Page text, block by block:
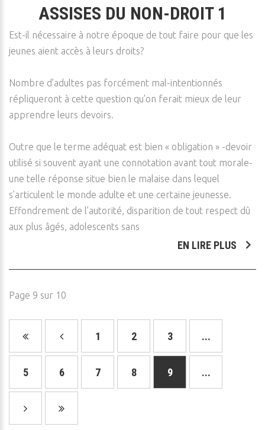
ASSISES DU NON-DROIT 1
Est-il nécessaire à notre époque de tout faire pour que les
jeunes aient accès à leurs droits?
Nombre d’adultes pas forcément mal-intentionnés
répliqueront à cette question qu’on ferait mieux de leur
apprendre leurs devoirs.
Outre que le terme adéquat est bien « obligation » -devoir
utilisé si souvent ayant une connotation avant tout morale-
une telle réponse situe bien le malaise dans lequel
s’articulent le monde adulte et une certaine jeunesse.
Effondrement de l’autorité, disparition de tout respect dû
aux plus âgés, adolescents sans
EN LIRE PLUS
Page 9 sur 10
1 2 3 ...
5 6 7 8 9 ...